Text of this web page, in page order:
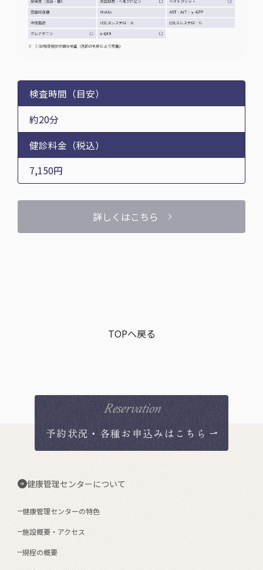
検査時間（目安）
約20分
健診料金（税込）
7,150円
詳しくはこちら
TOPへ戻る
Reservation
予約状況・各種お申込みはこちら
健康管理センターについて
健康管理センターの特色
施設概要・アクセス
規程の概要